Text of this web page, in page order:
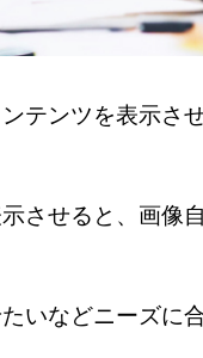
テンツを表示さ
させると、画像
いなどニーズに